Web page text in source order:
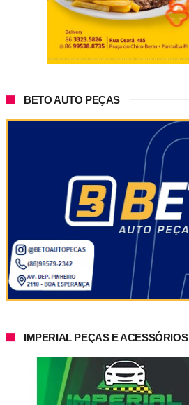
BETO AUTO PEÇAS
IMPERIAL PEÇAS E ACESSÓRIOS